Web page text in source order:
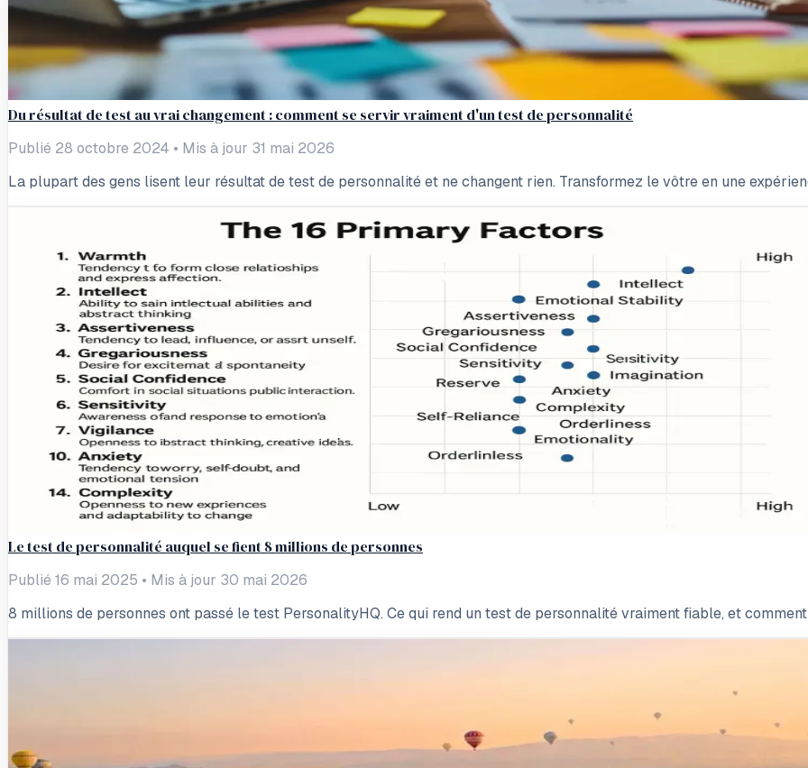
Du résultat de test au vrai changement : comment se servir vraiment d'un test de personnalité
Publié 28 octobre 2024 • Mis à jour 31 mai 2026
La plupart des gens lisent leur résultat de test de personnalité et ne changent rien. Transformez le vôtre en une
Le test de personnalité auquel se fient 8 millions de personnes
Publié 16 mai 2025 • Mis à jour 30 mai 2026
8 millions de personnes ont passé le test PersonalityHQ. Ce qui rend un test de personnalité vraiment fiable, et